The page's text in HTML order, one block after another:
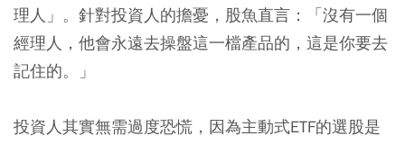
理人」。針對投資人的擔憂，股魚直言：「沒有一個
經理人，他會永遠去操盤這一檔產品的，這是你要去
記住的。」
投資人其實無需過度恐慌，因為主動式ETF的選股是